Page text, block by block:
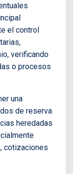
el control
verificando
o procesos
una
de reserva
heredadas
cotizaciones